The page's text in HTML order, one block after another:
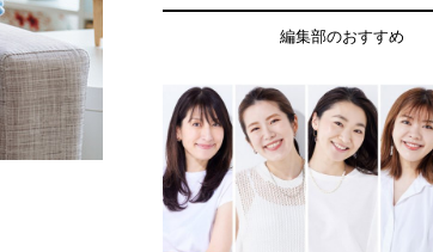
編集部のおすすめ